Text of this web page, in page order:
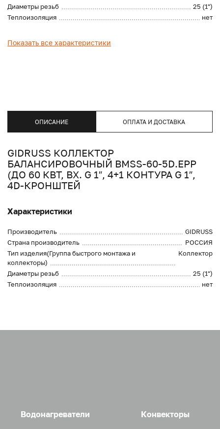
Диаметры резьб
25 (1")
Теплоизоляция
нет
Показать все характеристики
ОПИСАНИЕ ОПЛАТА И ДОСТАВКА
GIDRUSS КОЛЛЕКТОР
БАЛАНСИРОВОЧНЫЙ BMSS-60-5D.EPP
(ДО 60 КВТ, ВХ. G 1″, 4+1 КОНТУРА G 1″,
4D-КРОНШТЕЙ
Характеристики
Производитель
GIDRUSS
Страна производитель
РОССИЯ
Тип изделия(Группа быстрого монтажа и
коллекторы)
Коллектор
Диаметры резьб
25 (1")
Теплоизоляция
нет
Водонагреватели Конвекторы